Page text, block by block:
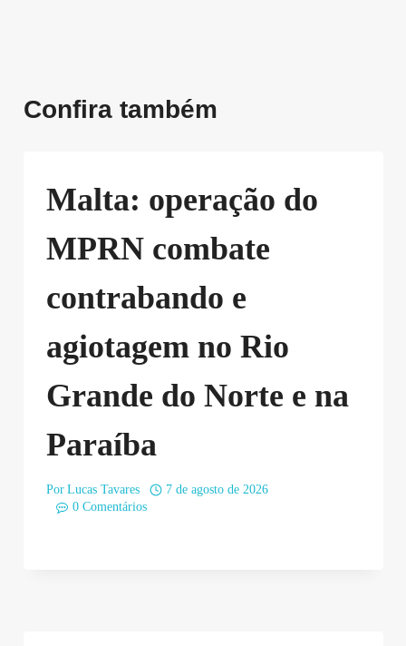
Confira também
Malta: operação do
MPRN combate
contrabando e
agiotagem no Rio
Grande do Norte e na
Paraíba
Por Lucas Tavares
7 de agosto de 2026
0 Comentários